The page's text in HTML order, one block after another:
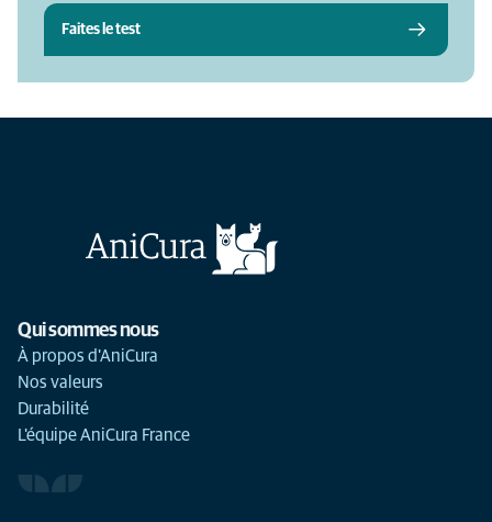
Faites le test
Qui sommes nous
À propos d'AniCura
Nos valeurs
Durabilité
L'équipe AniCura France